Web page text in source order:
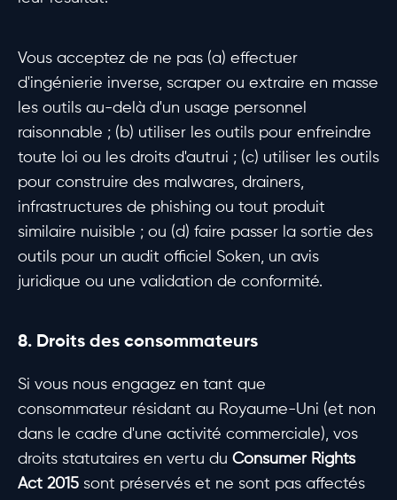
Vous acceptez de ne pas (a) effectuer
d'ingénierie inverse, scraper ou extraire en masse
les outils au-delà d'un usage personnel
raisonnable ; (b) utiliser les outils pour enfreindre
toute loi ou les droits d'autrui ; (c) utiliser les outils
pour construire des malwares, drainers,
infrastructures de phishing ou tout produit
similaire nuisible ; ou (d) faire passer la sortie des
outils pour un audit officiel Soken, un avis
juridique ou une validation de conformité.
8. Droits des consommateurs
Si vous nous engagez en tant que
consommateur résidant au Royaume-Uni (et non
dans le cadre d'une activité commerciale), vos
droits statutaires en vertu du Consumer Rights
Act 2015 sont préservés et ne sont pas affectés